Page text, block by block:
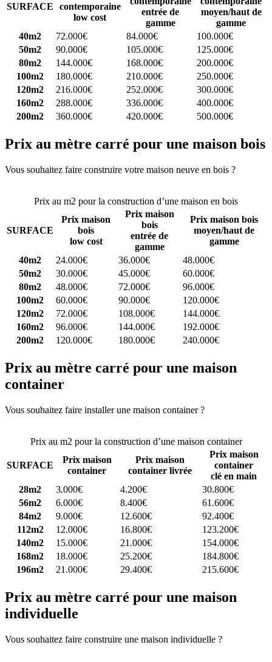
SURFACE
contemporaine
low cost
entrée de
gamme
moyen/haut de
gamme
40m2
72.000€ 84.000€
100.000€
50m2
90.000€ 105.000€
125.000€
80m2
144.000€ 168.000€
200.000€
100m2
180.000€ 210.000€
250.000€
120m2
216.000€ 252.000€
300.000€
160m2
288.000€ 336.000€
400.000€
200m2
360.000€ 420.000€ 500.000€
Prix au mètre carré pour une maison bois
Vous souhaitez faire construire votre maison neuve en bois ?
Prix au m2 pour la construction d’une maison en bois
SURFACE
Prix maison
bois
low cost
Prix maison
bois
entrée de
gamme
Prix maison bois
moyen/haut de
gamme
40m2
24.000€ 36.000€
48.000€
50m2
30.000€ 45.000€
60.000€
80m2
48.000€ 72.000€
96.000€
100m2
60.000€ 90.000€
120.000€
120m2
72.000€ 108.000€
144.000€
160m2
96.000€ 144.000€
192.000€
200m2
120.000€ 180.000€ 240.000€
Prix au mètre carré pour une maison
container
Vous souhaitez faire installer une maison container ?
Prix au m2 pour la construction d’une maison container
SURFACE
Prix maison
container
Prix maison
container livrée
Prix maison
container
clé en main
28m2
3.000€ 4.200€
30.800€
56m2
6.000€ 8.400€
61.600€
84m2
9.000€ 12.600€
92.400€
112m2
12.000€ 16.800€
123.200€
140m2
15.000€ 21.000€
154.000€
168m2
18.000€ 25.200€
184.800€
196m2
21.000€ 29.400€ 215.600€
Prix au mètre carré pour une maison
individuelle
Vous souhaitez faire construire une maison individuelle ?